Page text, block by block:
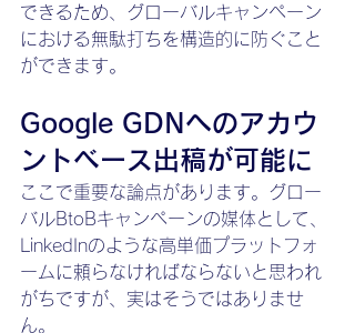
できるため、グローバルキャンペーン
における無駄打ちを構造的に防ぐこと
ができます。
Google GDNへのアカウ
ントベース出稿が可能に
ここで重要な論点があります。グロー
バルBtoBキャンペーンの媒体として、
LinkedInのような高単価プラットフォ
ームに頼らなければならないと思われ
がちですが、実はそうではありませ
ん。